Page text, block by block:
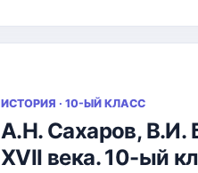
ИСТОРИЯ · 10-ЫЙ КЛАСС
А.Н. Сахаров, В.И.
XVII века. 10-ый